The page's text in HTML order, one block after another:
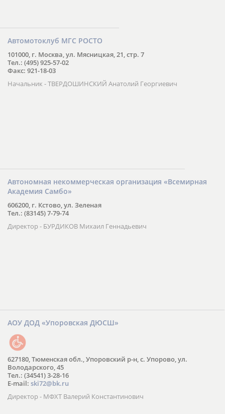
Автомотоклуб МГС РОСТО
101000, г. Москва, ул. Мясницкая, 21, стр. 7
Тел.: (495) 925-57-02
Факс: 921-18-03
Начальник - ТВЕРДОШИНСКИЙ Анатолий Георгиевич
Автономная некоммерческая организация «Всемирная
Академия Самбо»
606200, г. Кстово, ул. Зеленая
Тел.: (83145) 7-79-74
Директор - БУРДИКОВ Михаил Геннадьевич
АОУ ДОД «Упоровская ДЮСШ»
627180, Тюменская обл., Упоровский р-н, с. Упорово, ул.
Володарского, 45
Тел.: (34541) 3-28-16
E-mail: ski72@bk.ru
Директор - МФХТ Валерий Константинович